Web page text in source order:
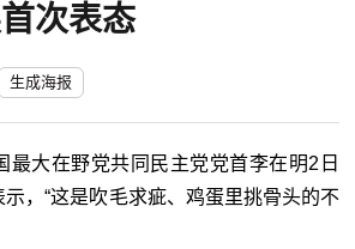
次表态
生成海报
最大在野党共同民主党党首李在明2日
，“这是吹毛求疵、鸡蛋里挑骨头的不